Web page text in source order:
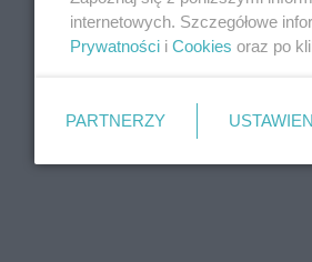
internetowych. Szczegółowe
Prywatności i Cookies oraz po
PARTNERZY